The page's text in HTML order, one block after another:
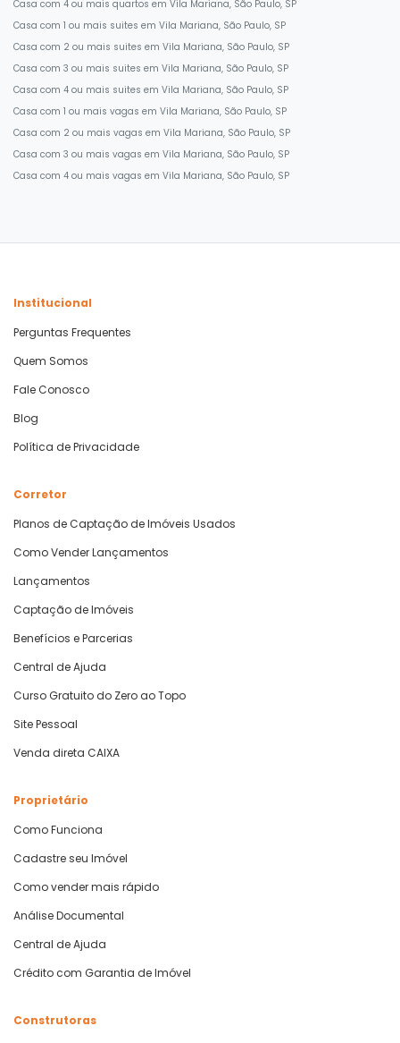
Casa com 4 ou mais quartos em Vila Mariana, São Paulo, SP
Casa com 1 ou mais suites em Vila Mariana, São Paulo, SP
Casa com 2 ou mais suites em Vila Mariana, São Paulo, SP
Casa com 3 ou mais suites em Vila Mariana, São Paulo, SP
Casa com 4 ou mais suites em Vila Mariana, São Paulo, SP
Casa com 1 ou mais vagas em Vila Mariana, São Paulo, SP
Casa com 2 ou mais vagas em Vila Mariana, São Paulo, SP
Casa com 3 ou mais vagas em Vila Mariana, São Paulo, SP
Casa com 4 ou mais vagas em Vila Mariana, São Paulo, SP
Institucional
Perguntas Frequentes
Quem Somos
Fale Conosco
Blog
Política de Privacidade
Corretor
Planos de Captação de Imóveis Usados
Como Vender Lançamentos
Lançamentos
Captação de Imóveis
Benefícios e Parcerias
Central de Ajuda
Curso Gratuito do Zero ao Topo
Site Pessoal
Venda direta CAIXA
Proprietário
Como Funciona
Cadastre seu Imóvel
Como vender mais rápido
Análise Documental
Central de Ajuda
Crédito com Garantia de Imóvel
Construtoras